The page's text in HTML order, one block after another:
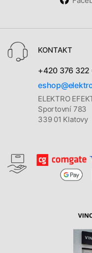
KONTAKT
+420 376 322
ELEKTRO
Sportovní 783
339 01 Klatovy